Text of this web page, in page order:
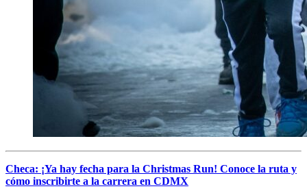
Checa: ¡Ya hay fecha para la Christmas Run! Conoce la ruta y
cómo inscribirte a la carrera en CDMX